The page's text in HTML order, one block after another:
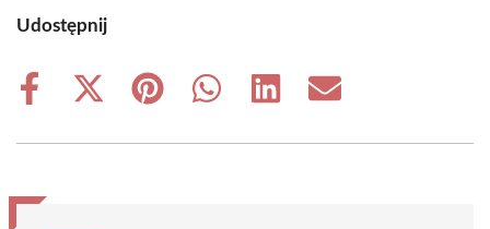
Udostępnij
Share
Share
(Twitter)
Share
Share
Share
Share